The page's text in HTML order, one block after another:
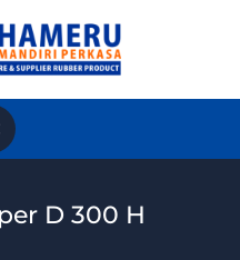
D 300 H